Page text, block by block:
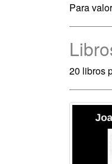
Para
20 libros